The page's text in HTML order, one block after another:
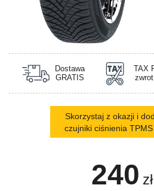
Dostawa
GRATIS
TAX
Skorzystaj z okazji i
czujniki ciśnienia TPMS
240 zł